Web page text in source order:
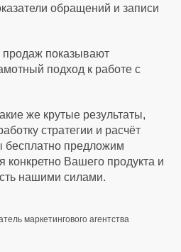
обращений и записи
продаж показывают
подход к работе с
же крутые результаты,
стратегии и расчёт
бесплатно предложим
конкретно Вашего продукта и
нашими силами.
маркетингового агентства